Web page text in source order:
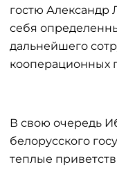
гостю Александр
себя
дальнейшего
кооперационных
В свою очередь
белорусского
теплые